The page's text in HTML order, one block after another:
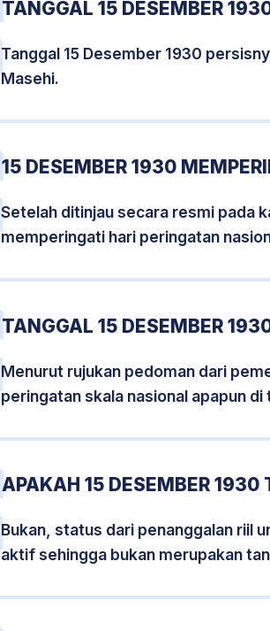
TANGGAL 15 DESEMBER
Tanggal 15 Desember 1930
Masehi.
15 DESEMBER 1930
Setelah ditinjau secara resmi pada
memperingati hari peringatan
TANGGAL 15 DESEMBER
Menurut rujukan pedoman dari
peringatan skala nasional apapun
APAKAH 15 DESEMBER 1930
Bukan, status dari penanggalan riil
aktif sehingga bukan merupakan